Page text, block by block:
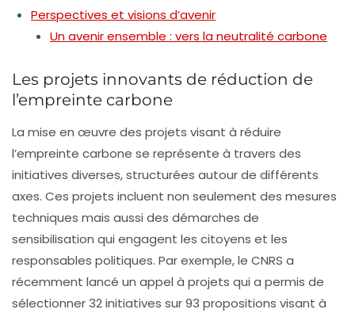
Perspectives et visions d’avenir
Un avenir ensemble : vers la neutralité carbone
Les projets innovants de réduction de
l’empreinte carbone
La mise en œuvre des projets visant à réduire
l’empreinte carbone se représente à travers des
initiatives diverses, structurées autour de différents
axes. Ces projets incluent non seulement des mesures
techniques mais aussi des démarches de
sensibilisation qui engagent les citoyens et les
responsables politiques. Par exemple, le CNRS a
récemment lancé un appel à projets qui a permis de
sélectionner 32 initiatives sur 93 propositions visant à